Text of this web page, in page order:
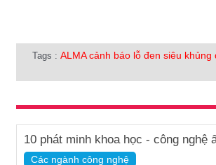
Tags : ALMA cảnh báo lỗ đen siêu khủng
10 phát minh khoa học - công nghệ
Các ngành công nghệ